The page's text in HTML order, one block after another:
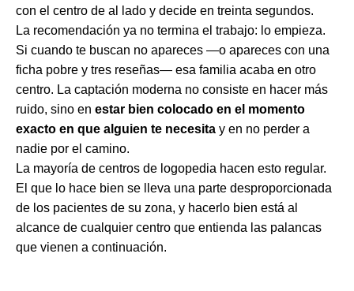
con el centro de al lado y decide en treinta segundos.
La recomendación ya no termina el trabajo: lo empieza.
Si cuando te buscan no apareces —o apareces con una
ficha pobre y tres reseñas— esa familia acaba en otro
centro. La captación moderna no consiste en hacer más
ruido, sino en estar bien colocado en el momento
exacto en que alguien te necesita y en no perder a
nadie por el camino.
La mayoría de centros de logopedia hacen esto regular.
El que lo hace bien se lleva una parte desproporcionada
de los pacientes de su zona, y hacerlo bien está al
alcance de cualquier centro que entienda las palancas
que vienen a continuación.